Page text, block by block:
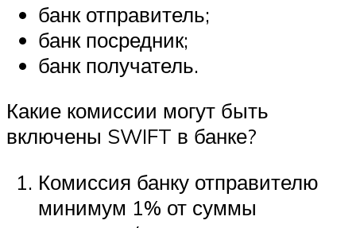
банк отправитель;
банк посредник;
банк получатель.
Какие комиссии могут быть
включены SWIFT в банке?
Комиссия банку отправителю
минимум 1% от суммы